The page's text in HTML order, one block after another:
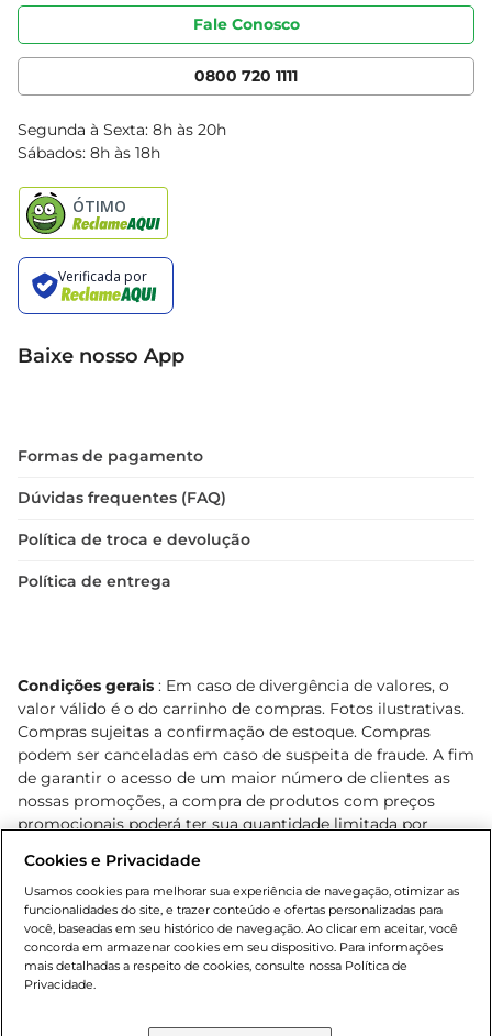
Portal do fornecedor
Cencosud Media
Código de ética
Serviços
Clube Bretas
Blog Bretas
Black Friday
Fale Conosco
0800 720 1111
Segunda à Sexta: 8h às 20h
Sábados: 8h às 18h
Baixe nosso App
Formas de pagamento
Dúvidas frequentes (FAQ)
Política de troca e devolução
Política de entrega
Condições gerais : Em caso de divergência de valores, o
valor válido é o do carrinho de compras. Fotos ilustrativas.
Compras sujeitas a confirmação de estoque. Compras
podem ser canceladas em caso de suspeita de fraude. A fim
de garantir o acesso de um maior número de clientes as
nossas promoções, a compra de produtos com preços
promocionais poderá ter sua quantidade limitada por
o e-commerce e válidos durante o dia de hoje, podendo
sofrer alterações sem prévia notificação. Proibida a venda
de bebidas alcoólicas para menores de 18 anos, conforme
Lei n.º 8069/90, art. 81, inciso II (Estatuto da Criança e do
Adolescente). Preços e condições exclusivos para o
www.bretas.com.br
Cookies e Privacidade
Usamos cookies para melhorar sua experiência de navegação, otimizar as
funcionalidades do site, e trazer conteúdo e ofertas personalizadas para
você, baseadas em seu histórico de navegação. Ao clicar em aceitar, você
concorda em armazenar cookies em seu dispositivo. Para informações
mais detalhadas a respeito de cookies, consulte nossa Política de
Privacidade.